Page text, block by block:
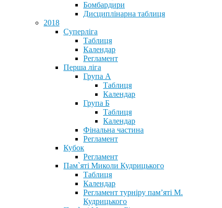
Бомбардири
Дисциплінарна таблиця
2018
Суперліга
Таблиця
Календар
Регламент
Перша ліга
Група А
Таблиця
Календар
Група Б
Таблиця
Календар
Фінальна частина
Регламент
Кубок
Регламент
Пам`яті Миколи Кудрицького
Таблиця
Календар
Регламент турніру пам’яті М.
Кудрицького